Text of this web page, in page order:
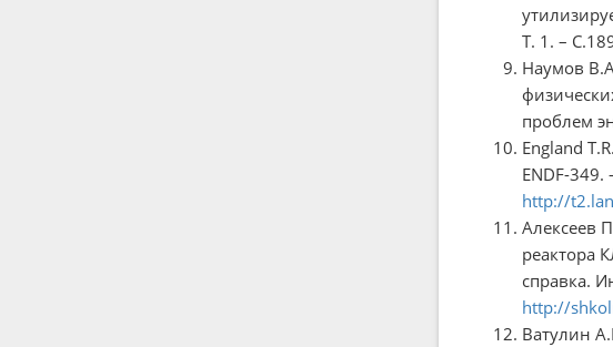
Т. 1. –
Наумов
проблем
England
ENDF-
http://
Алексеев
реактора
справка.
http://
Ватулин